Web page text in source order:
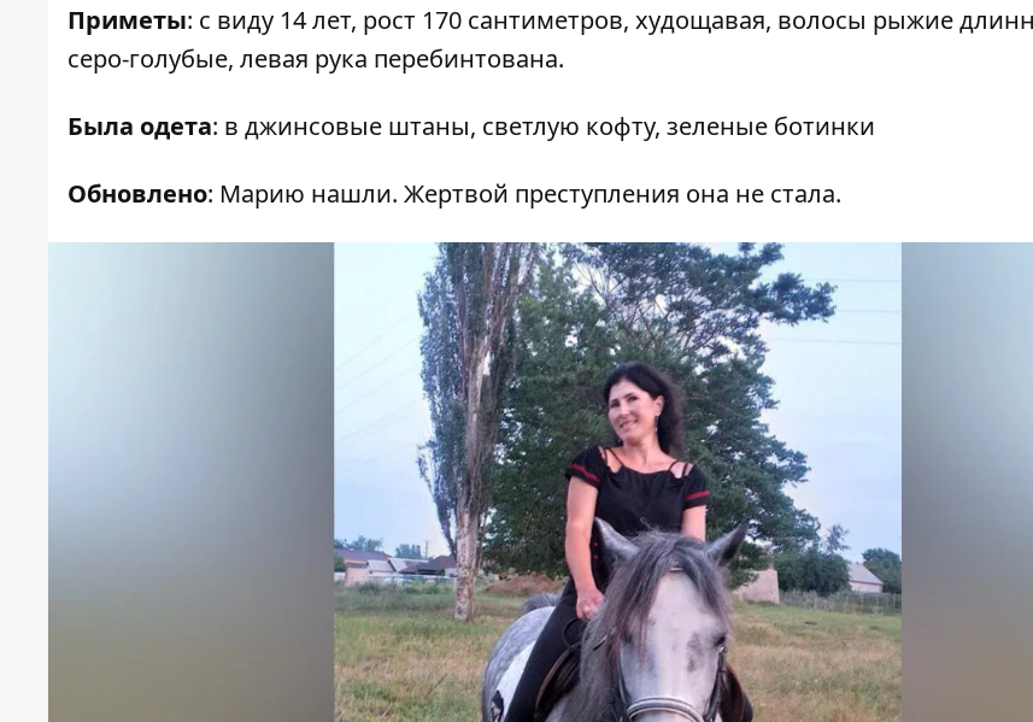
Приметы: с виду 14 лет, рост 170 сантиметров, худощавая, волосы рыжие
серо-голубые, левая рука перебинтована.
Была одета: в джинсовые штаны, светлую кофту, зеленые ботинки
Обновлено: Марию нашли. Жертвой преступления она не стала.